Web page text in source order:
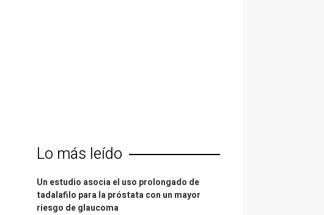
Lo más leído
Un estudio asocia el uso prolongado de
tadalafilo para la próstata con un mayor
riesgo de glaucoma